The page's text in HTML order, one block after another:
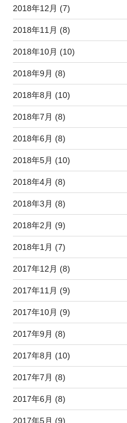
2018年12月 (7)
2018年11月 (8)
2018年10月 (10)
2018年9月 (8)
2018年8月 (10)
2018年7月 (8)
2018年6月 (8)
2018年5月 (10)
2018年4月 (8)
2018年3月 (8)
2018年2月 (9)
2018年1月 (7)
2017年12月 (8)
2017年11月 (9)
2017年10月 (9)
2017年9月 (8)
2017年8月 (10)
2017年7月 (8)
2017年6月 (8)
2017年5月 (9)